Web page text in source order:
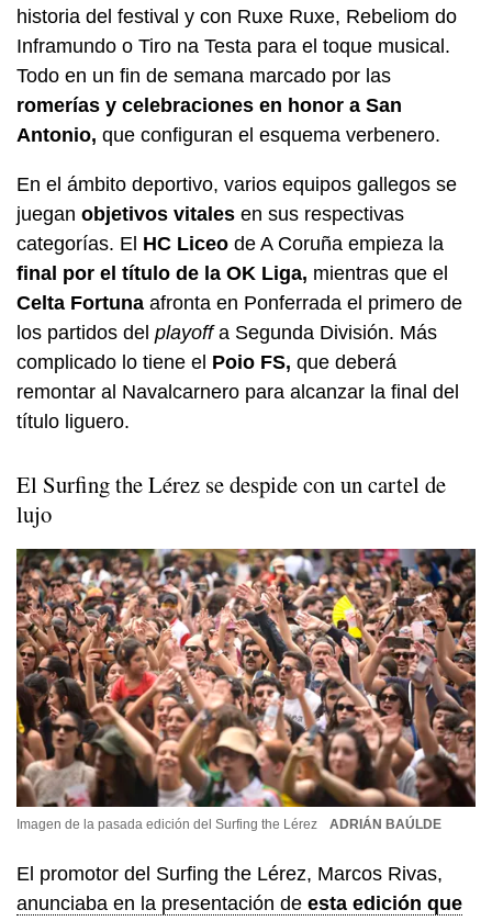
historia del festival y con Ruxe Ruxe, Rebeliom do
Inframundo o Tiro na Testa para el toque musical.
Todo en un fin de semana marcado por las
romerías y celebraciones en honor a San
Antonio, que configuran el esquema verbenero.
En el ámbito deportivo, varios equipos gallegos se
juegan objetivos vitales en sus respectivas
categorías. El HC Liceo de A Coruña empieza la
final por el título de la OK Liga, mientras que el
Celta Fortuna afronta en Ponferrada el primero de
los partidos del playoffa Segunda División. Más
complicado lo tiene el Poio FS, que deberá
remontar al Navalcarnero para alcanzar la final del
título liguero.
El Surfing the Lérez se despide con un cartel de
lujo
Imagen de la pasada edición del Surfing the Lérez ADRIÁN BAÚLDE
El promotor del Surfing the Lérez, Marcos Rivas,
anunciaba en la presentación de esta edición que